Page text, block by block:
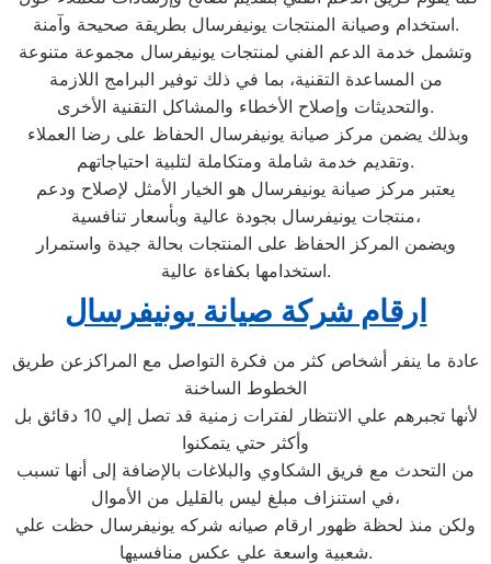
استخدام وصيانة المنتجات يونيفرسال بطريقة صحيحة وآمنة.
وتشمل خدمة الدعم الفني لمنتجات يونيفرسال مجموعة متنوعة
من المساعدة التقنية، بما في ذلك توفير البرامج اللازمة
والتحديثات وإصلاح الأخطاء والمشاكل التقنية الأخرى.
وتقديم خدمة شاملة ومتكاملة لتلبية احتياجاتهم.
يعتبر مركز صيانة يونيفرسال هو الخيار الأمثل لإصلاح ودعم
منتجات يونيفرسال بجودة عالية وبأسعار تنافسية،
ويضمن المركز الحفاظ على المنتجات بحالة جيدة واستمرار
استخدامها بكفاءة عالية.
ارقام شركة صيانة يونيفرسال
عادة ما ينفر أشخاص كثر من فكرة التواصل مع المراكزعن طريق
الخطوط الساخنة
لأنها تجبرهم علي الانتظار لفترات زمنية قد تصل إلي 10 دقائق بل
وأكثر حتي يتمكنوا
من التحدث مع فريق الشكاوي والبلاغات بالإضافة إلى أنها تسبب
في استنزاف مبلغ ليس بالقليل من الأموال،
ولكن منذ لحظة ظهور ارقام صيانه شركه يونيفرسال حظت علي
شعبية واسعة علي عكس منافسيها.